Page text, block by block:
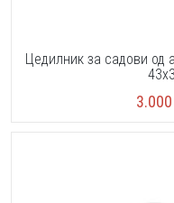
Цедилник за садови од
3.000